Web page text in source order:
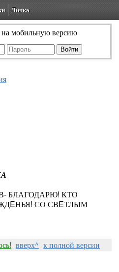
Личка
мобильную версию
БЛАГОДАРЮ! КТО
СО СВEТЛЫМ
вверх^ к полной версии